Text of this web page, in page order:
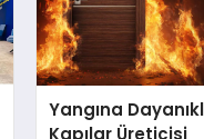
Yangına
Kapılar Üreticisi